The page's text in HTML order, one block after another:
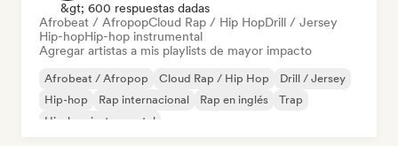
&gt; 600 respuestas dadas
Afrobeat / AfropopCloud Rap / Hip HopDrill / Jersey
Hip-hopHip-hop instrumental
Agregar artistas a mis playlists de mayor impacto
Afrobeat / Afropop Cloud Rap / Hip Hop
Drill / Jersey
Hip-hop
Rap internacional Rap en inglés
Trap
Hip-hop instrumental